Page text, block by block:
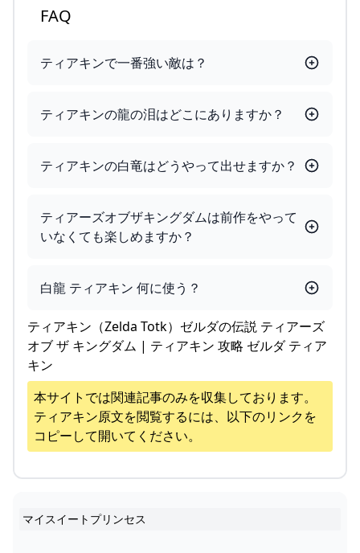
FAQ
ティアキンで一番強い敵は？
ティアキンの龍の泪はどこにありますか？
ティアキンの白竜はどうやって出せますか？
ティアーズオブザキングダムは前作をやって
いなくても楽しめますか？
白龍 ティアキン 何に使う？
ティアキン（Zelda Totk）ゼルダの伝説 ティアーズ
オブ ザ キングダム | ティアキン 攻略 ゼルダ ティア
キン
本サイトでは関連記事のみを収集しております。
ティアキン原文を閲覧するには、以下のリンクを
コピーして開いてください。
マイスイートプリンセス